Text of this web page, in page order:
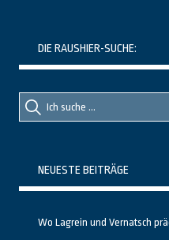
DIE RAUSHIER-SUCHE:
Suche
nach::
Suche
nach:
NEUESTE BEITRÄGE
Wo Lagrein und Vernatsch